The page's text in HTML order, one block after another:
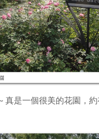
真是一個很美的花園，